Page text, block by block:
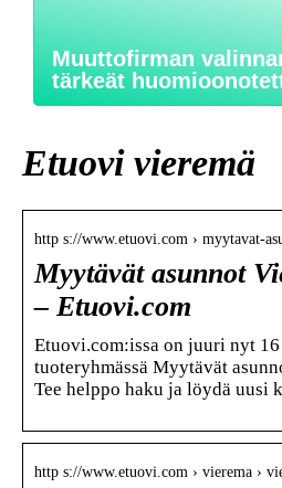
Muuttofirman
tärkeät
Etuovi vieremä
http s://www.etuovi.com › myytavat-
Myytävät asunnot
– Etuovi.com
Etuovi.com:issa on juuri nyt
tuoteryhmässä Myytävät
Tee helppo haku ja löydä uusi
http s://www.etuovi.com › vierema ›